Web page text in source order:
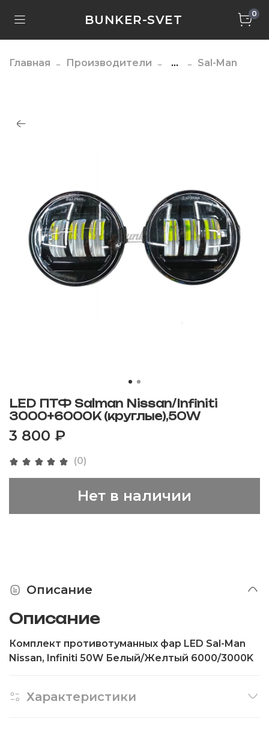
BUNKER-SVET 0
Главная Производители ... Sal-Man
(0)
LED ПТФ Salman Nissan/Infiniti
3000+6000К (круглые),50W
3 800 ₽
Нет в наличии
Описание
Описание
Комплект противотуманных фар LED Sal-Man
Nissan, Infiniti 50W Белый/Желтый 6000/3000K
Характеристики